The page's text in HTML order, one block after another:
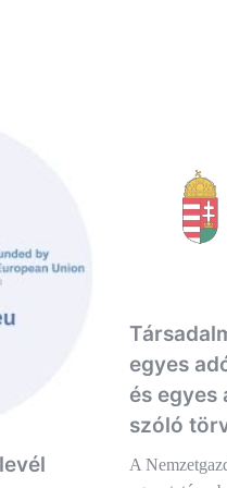
egyes
és egyes
szóló
A